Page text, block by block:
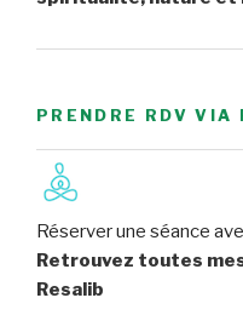
PRENDRE RDV VIA
Réserver une séance
Retrouvez toutes
Resalib